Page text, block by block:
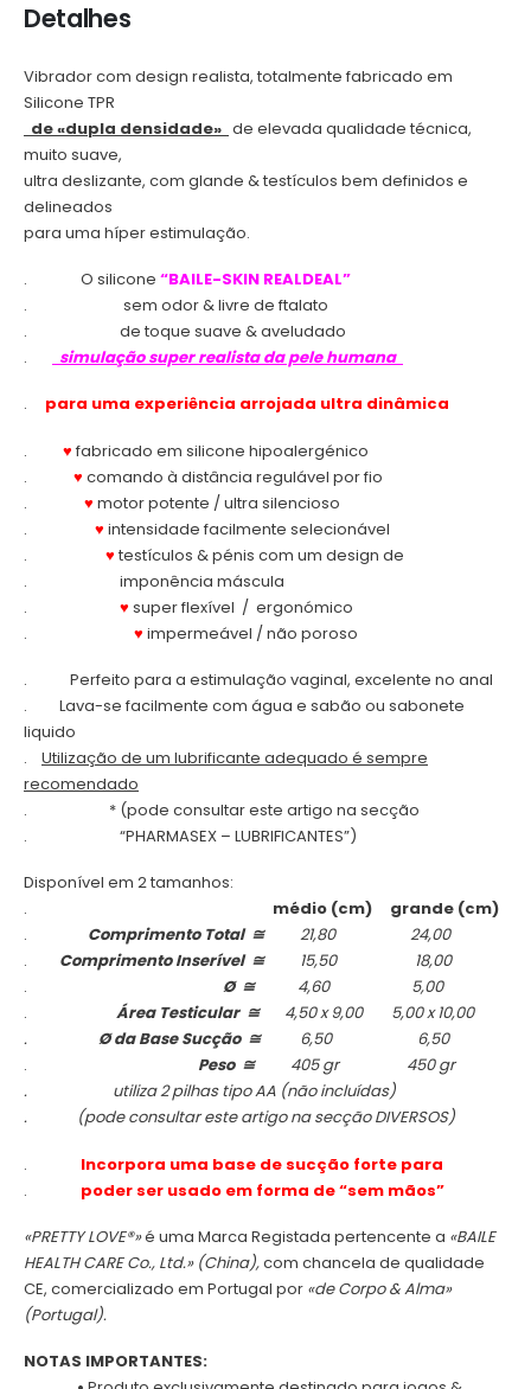
Detalhes
Vibrador com design realista, totalmente fabricado em
Silicone TPR
de «dupla densidade» de elevada qualidade técnica,
muito suave,
ultra deslizante, com glande & testículos bem definidos e
delineados
para uma híper estimulação.
. O silicone “BAILE-SKIN REALDEAL”
. sem odor & livre de ftalato
. de toque suave & aveludado
.
simulação super realista da pele humana
. para uma experiência arrojada ultra dinâmica
. ♥ fabricado em silicone hipoalergénico
.
♥ comando à distância regulável por fio
.
♥ motor potente / ultra silencioso
.
♥ intensidade facilmente selecionável
.
♥ testículos & pénis com um design de
. imponência máscula
.
♥ super flexível / ergonómico
.
♥ impermeável / não poroso
. Perfeito para a estimulação vaginal, excelente no anal
. Lava-se facilmente com água e sabão ou sabonete
liquido
.
Utilização de um lubrificante adequado é sempre
recomendado
. * (pode consultar este artigo na secção
. “PHARMASEX – LUBRIFICANTES”)
Disponível em 2 tamanhos:
.
médio (cm) grande (cm)
. Comprimento Total ≅21,80 24,00
.
Comprimento Inserível ≅15,50 18,00
.
Ø ≅4,60 5,00
.
Área Testicular ≅4,50 x 9,00 5,00 x 10,00
.
Ø da Base Sucção ≅
6,50 6,50
.
Peso ≅405 gr 450 gr
. utiliza 2 pilhas tipo AA (não incluídas)
. (pode consultar este artigo na secção DIVERSOS)
. Incorpora uma base de sucção forte para
.
poder ser usado em forma de “sem mãos”
«PRETTY LOVE®»é uma Marca Registada pertencente a «BAILE
HEALTH CARE Co., Ltd.» (China),com chancela de qualidade
CE, comercializado em Portugal por «de Corpo & Alma»
(Portugal).
NOTAS IMPORTANTES: